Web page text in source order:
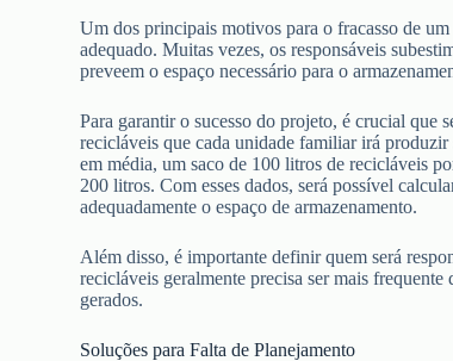
Um dos principais motivos para o fracasso de
adequado. Muitas vezes, os responsáveis
preveem o espaço necessário para o
Para garantir o sucesso do projeto, é crucial que
recicláveis que cada unidade familiar irá produzir
em média, um saco de 100 litros de recicláveis
200 litros. Com esses dados, será possível
adequadamente o espaço de armazenamento.
Além disso, é importante definir quem será
recicláveis geralmente precisa ser mais
gerados.
Soluções para Falta de Planejamento